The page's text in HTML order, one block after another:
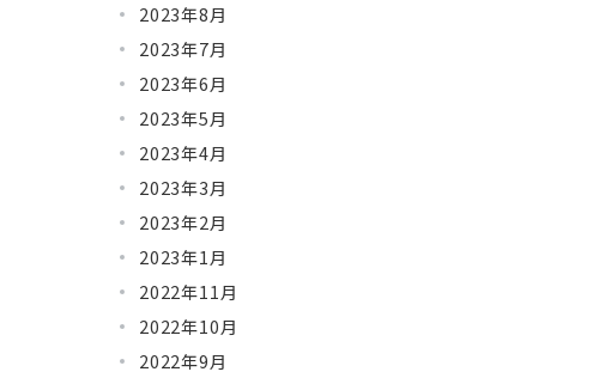
2023年8月
2023年7月
2023年6月
2023年5月
2023年4月
2023年3月
2023年2月
2023年1月
2022年11月
2022年10月
2022年9月